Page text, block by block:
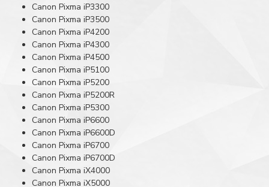
Canon Pixma iP3300
Canon Pixma iP3500
Canon Pixma iP4200
Canon Pixma iP4300
Canon Pixma iP4500
Canon Pixma iP5100
Canon Pixma iP5200
Canon Pixma iP5200R
Canon Pixma iP5300
Canon Pixma iP6600
Canon Pixma iP6600D
Canon Pixma iP6700
Canon Pixma iP6700D
Canon Pixma iX4000
Canon Pixma iX5000